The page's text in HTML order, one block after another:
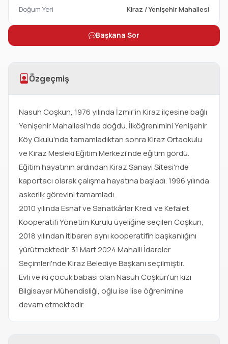
Doğum Yeri Kiraz / Yenişehir Mahallesi
Başkana Sor
Özgeçmiş
Nasuh Coşkun, 1976 yılında İzmir'in Kiraz ilçesine bağlı
Yenişehir Mahallesi'nde doğdu. İlköğrenimini Yenişehir
Köy Okulu'nda tamamladıktan sonra Kiraz Ortaokulu
ve Kiraz Mesleki Eğitim Merkezi'nde eğitim gördü.
Eğitim hayatının ardından Kiraz Sanayi Sitesi'nde
kaportacı olarak çalışma hayatına başladı. 1996 yılında
askerlik görevini tamamladı.
2010 yılında Esnaf ve Sanatkârlar Kredi ve Kefalet
Kooperatifi Yönetim Kurulu üyeliğine seçilen Coşkun,
2018 yılından itibaren aynı kooperatifin başkanlığını
yürütmektedir. 31 Mart 2024 Mahalli İdareler
Seçimleri'nde Kiraz Belediye Başkanı seçilmiştir.
Evli ve iki çocuk babası olan Nasuh Coşkun'un kızı
Bilgisayar Mühendisliği, oğlu ise lise öğrenimine
devam etmektedir.